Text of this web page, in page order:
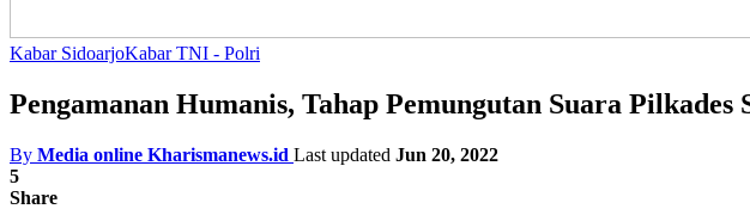
Kabar SidoarjoKabar TNI - Polri
Pengamanan Humanis, Tahap Pemungutan Suara
By Media online Kharismanews.id Last updated Jun 20, 2022
5
Share